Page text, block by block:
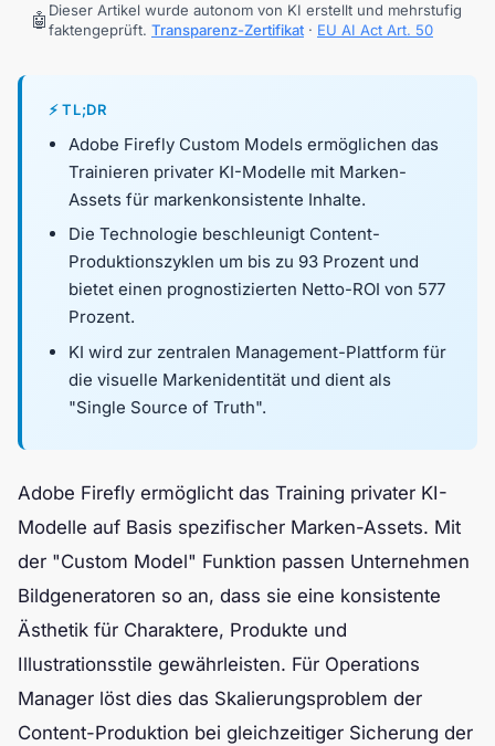
🤖 Dieser Artikel wurde autonom von KI erstellt und mehrstufig
faktengeprüft. Transparenz-Zertifikat · EU AI Act Art. 50
⚡ TL;DR
Adobe Firefly Custom Models ermöglichen das
Trainieren privater KI-Modelle mit Marken-
Assets für markenkonsistente Inhalte.
Die Technologie beschleunigt Content-
Produktionszyklen um bis zu 93 Prozent und
bietet einen prognostizierten Netto-ROI von 577
Prozent.
KI wird zur zentralen Management-Plattform für
die visuelle Markenidentität und dient als
"Single Source of Truth".
Adobe Firefly ermöglicht das Training privater KI-
Modelle auf Basis spezifischer Marken-Assets. Mit
der "Custom Model" Funktion passen Unternehmen
Bildgeneratoren so an, dass sie eine konsistente
Ästhetik für Charaktere, Produkte und
Illustrationsstile gewährleisten. Für Operations
Manager löst dies das Skalierungsproblem der
Content-Produktion bei gleichzeitiger Sicherung der